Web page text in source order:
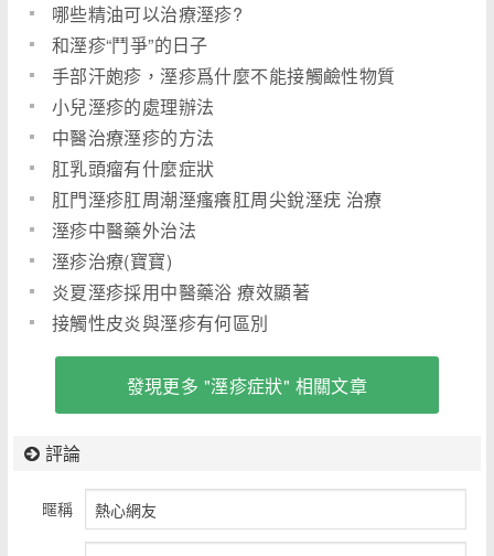
哪些精油可以治療溼疹?
和溼疹“鬥爭”的日子
手部汗皰疹，溼疹爲什麼不能接觸鹼性物質
小兒溼疹的處理辦法
中醫治療溼疹的方法
肛乳頭瘤有什麼症狀
肛門溼疹肛周潮溼瘙癢肛周尖銳溼疣 治療
溼疹中醫藥外治法
溼疹治療(寶寶)
炎夏溼疹採用中醫藥浴 療效顯著
接觸性皮炎與溼疹有何區別
發現更多 "溼疹症狀" 相關文章
評論
暱稱